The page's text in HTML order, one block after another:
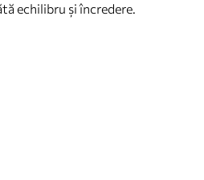
echilibru și încredere.